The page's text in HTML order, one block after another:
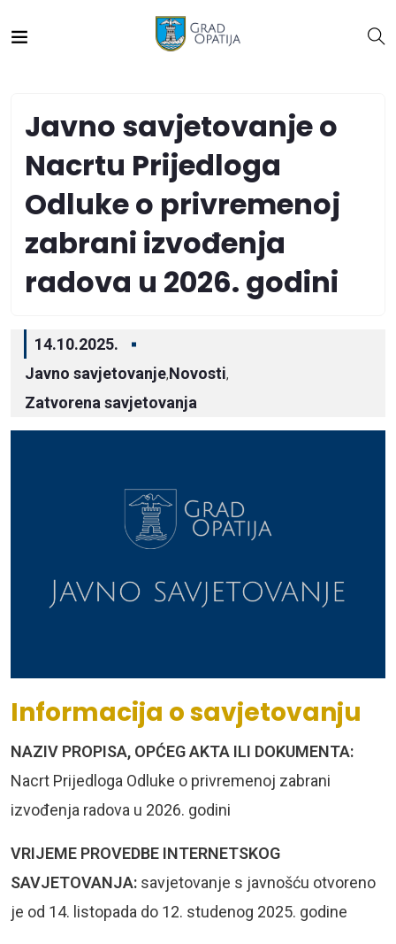
Javno savjetovanje o
Nacrtu Prijedloga
Odluke o privremenoj
zabrani izvođenja
radova u 2026. godini
14.10.2025.
Javno savjetovanje,Novosti,
Zatvorena savjetovanja
Informacija o savjetovanju
NAZIV PROPISA, OPĆEG AKTA ILI DOKUMENTA:
Nacrt Prijedloga Odluke o privremenoj zabrani
izvođenja radova u 2026. godini
VRIJEME PROVEDBE INTERNETSKOG
SAVJETOVANJA: savjetovanje s javnošću otvoreno
je od 14. listopada do 12. studenog 2025. godine